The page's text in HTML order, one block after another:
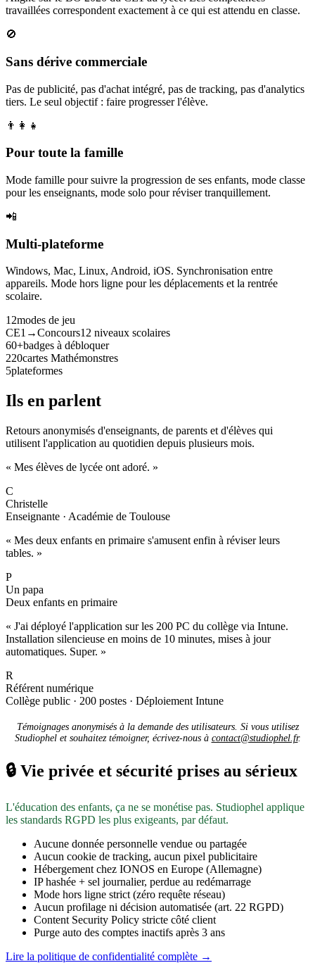
travaillées correspondent exactement à ce qui est attendu en classe.
🚫
Sans dérive commerciale
Pas de publicité, pas d'achat intégré, pas de tracking, pas d'analytics
tiers. Le seul objectif : faire progresser l'élève.
👨‍👩‍👧
Pour toute la famille
Mode famille pour suivre la progression de ses enfants, mode classe
pour les enseignants, mode solo pour réviser tranquillement.
📲
Multi-plateforme
Windows, Mac, Linux, Android, iOS. Synchronisation entre
appareils. Mode hors ligne pour les déplacements et la rentrée
scolaire.
12modes de jeu
CE1→Concours12 niveaux scolaires
60+badges à débloquer
220cartes Mathémonstres
5plateformes
Ils en parlent
Retours anonymisés d'enseignants, de parents et d'élèves qui
utilisent l'application au quotidien depuis plusieurs mois.
« Mes élèves de lycée ont adoré. »
C
Christelle
Enseignante · Académie de Toulouse
« Mes deux enfants en primaire s'amusent enfin à réviser leurs
tables. »
P
Un papa
Deux enfants en primaire
« J'ai déployé l'application sur les 200 PC du collège via Intune.
Installation silencieuse en moins de 10 minutes, mises à jour
automatiques. Super. »
R
Référent numérique
Collège public · 200 postes · Déploiement Intune
Témoignages anonymisés à la demande des utilisateurs. Si vous utilisez
Studiophel et souhaitez témoigner, écrivez-nous à contact@studiophel.fr.
🔒 Vie privée et sécurité prises au sérieux
L'éducation des enfants, ça ne se monétise pas. Studiophel applique
les standards RGPD les plus exigeants, par défaut.
Aucune donnée personnelle vendue ou partagée
Aucun cookie de tracking, aucun pixel publicitaire
Hébergement chez IONOS en Europe (Allemagne)
IP hashée + sel journalier, perdue au redémarrage
Mode hors ligne strict (zéro requête réseau)
Aucun profilage ni décision automatisée (art. 22 RGPD)
Content Security Policy stricte côté client
Purge auto des comptes inactifs après 3 ans
Lire la politique de confidentialité complète →